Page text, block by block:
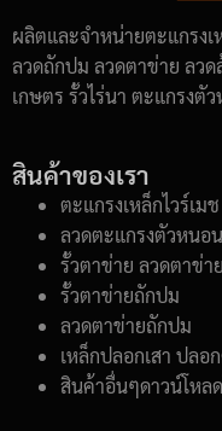
ผลิตและจำหน่ายตะแกรงเ
ลวดถักปม ลวดตาข่าย ลว
เกษตร รั้วไร่นา ตะแกรงตั
สินค้าของเรา
ตะแกรงเหล็กไวร์เมช
ลวดตะแกรงตัวหนอน
รั้วตาข่าย ลวดตาข่าย
รั้วตาข่ายถักปม
ลวดตาข่ายถักปม
เหล็กปลอกเสา ปลอ
สินค้าอื่นๆดาวน์โหล